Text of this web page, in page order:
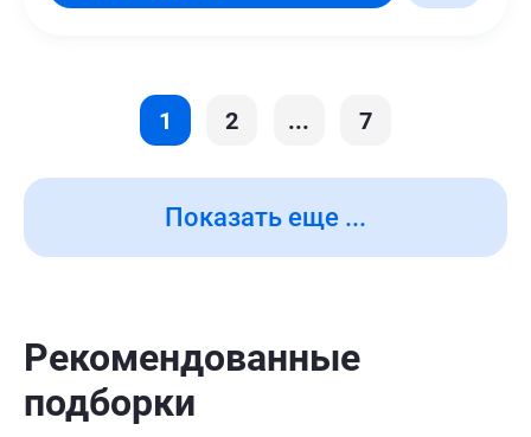
Показать еще ...
1 2 ... 7
Рекомендованные
подборки